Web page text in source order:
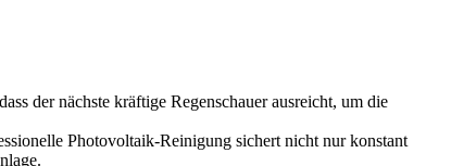
der nächste kräftige Regenschauer ausreicht, um die
Photovoltaik-Reinigung sichert nicht nur konstant